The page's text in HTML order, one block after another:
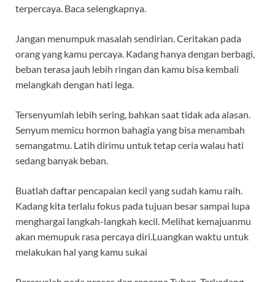
terpercaya. Baca selengkapnya.
Jangan menumpuk masalah sendirian. Ceritakan pada
orang yang kamu percaya. Kadang hanya dengan berbagi,
beban terasa jauh lebih ringan dan kamu bisa kembali
melangkah dengan hati lega.
Tersenyumlah lebih sering, bahkan saat tidak ada alasan.
Senyum memicu hormon bahagia yang bisa menambah
semangatmu. Latih dirimu untuk tetap ceria walau hati
sedang banyak beban.
Buatlah daftar pencapaian kecil yang sudah kamu raih.
Kadang kita terlalu fokus pada tujuan besar sampai lupa
menghargai langkah-langkah kecil. Melihat kemajuanmu
akan memupuk rasa percaya diri.Luangkan waktu untuk
melakukan hal yang kamu sukai